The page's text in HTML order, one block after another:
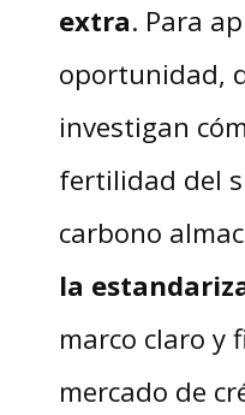
extra. Para
oportunidad,
investigan
fertilidad del
carbono
la
marco claro y
mercado de